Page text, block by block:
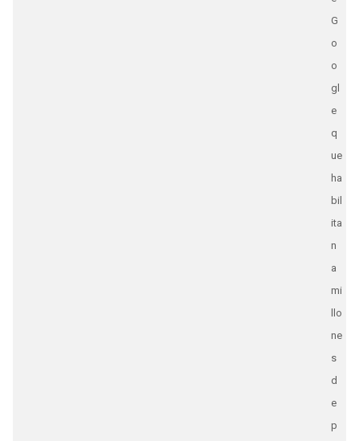
G
o
o
gl
e
q
ue
ha
bil
ita
n
a
mi
llo
ne
s
d
e
p